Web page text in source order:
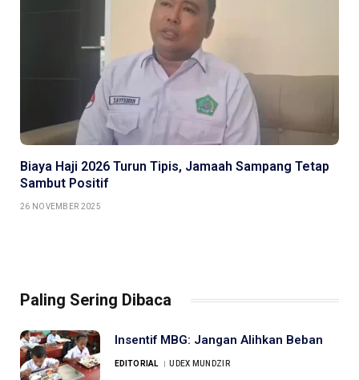
Biaya Haji 2026 Turun Tipis, Jamaah Sampang Tetap
Sambut Positif
26 NOVEMBER 2025
Paling Sering Dibaca
Insentif MBG: Jangan Alihkan Beban
EDITORIAL UDEX MUNDZIR